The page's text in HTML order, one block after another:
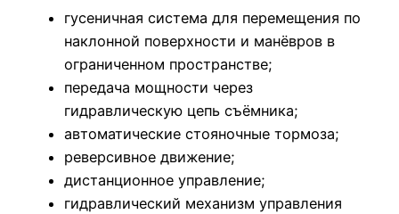
гусеничная система для перемещения по
наклонной поверхности и манёвров в
ограниченном пространстве;
передача мощности через
гидравлическую цепь съёмника;
автоматические стояночные тормоза;
реверсивное движение;
дистанционное управление;
гидравлический механизм управления